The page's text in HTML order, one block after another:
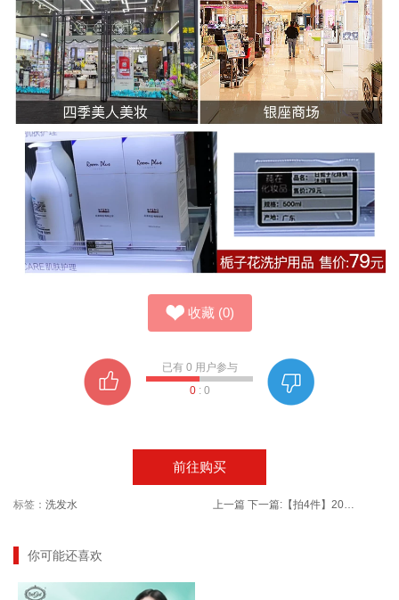
收藏 (0)
已有 0 用户参与
0: 0
前往购买
标签： 洗发水 上一篇 下一篇: 【拍4件】20条M-L由趣超薄防漏卫生巾安心裤
你可能还喜欢